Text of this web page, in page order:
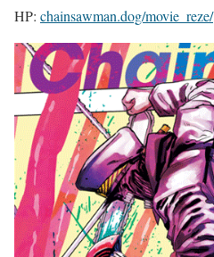
HP: chainsawman.dog/movie_reze/